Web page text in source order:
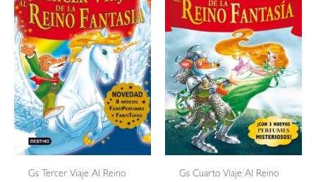
Gs Tercer Viaje Al Reino
Gs Cuarto Viaje Al Reino